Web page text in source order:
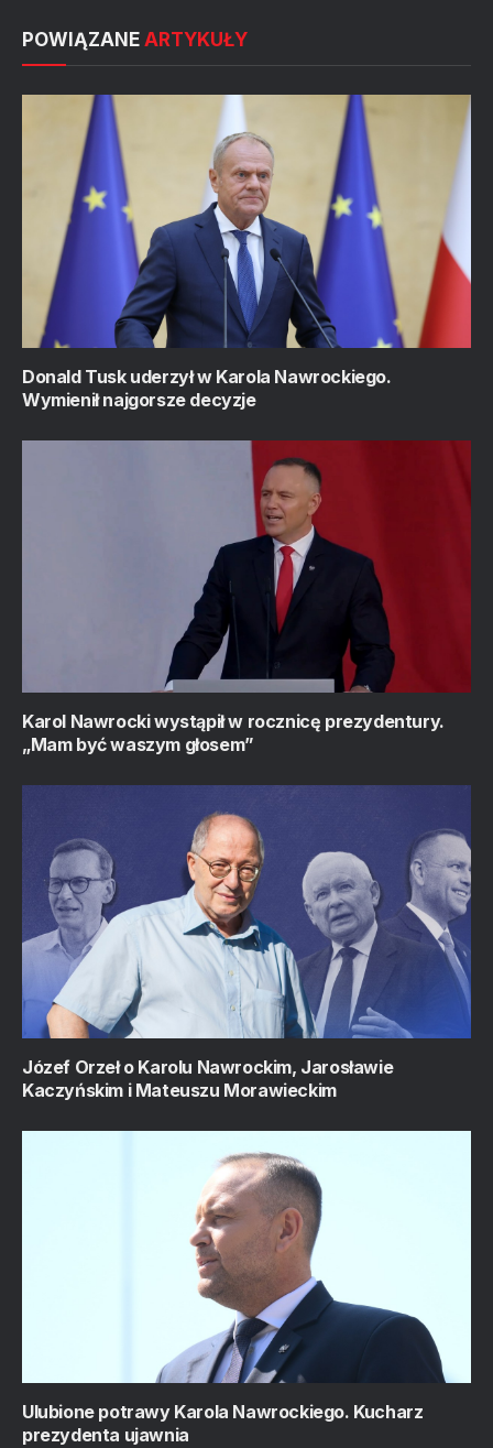
POWIĄZANE ARTYKUŁY
Donald Tusk uderzył w Karola Nawrockiego.
Wymienił najgorsze decyzje
Karol Nawrocki wystąpił w rocznicę prezydentury.
„Mam być waszym głosem”
Józef Orzeł o Karolu Nawrockim, Jarosławie
Kaczyńskim i Mateuszu Morawieckim
Ulubione potrawy Karola Nawrockiego. Kucharz
prezydenta ujawnia